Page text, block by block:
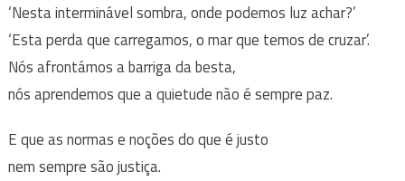
‘Nesta interminável sombra, onde podemos luz achar?’
‘Esta perda que carregamos, o mar que temos de cruzar’.
Nós afrontámos a barriga da besta,
nós aprendemos que a quietude não é sempre paz.
E que as normas e noções do que é justo
nem sempre são justiça.